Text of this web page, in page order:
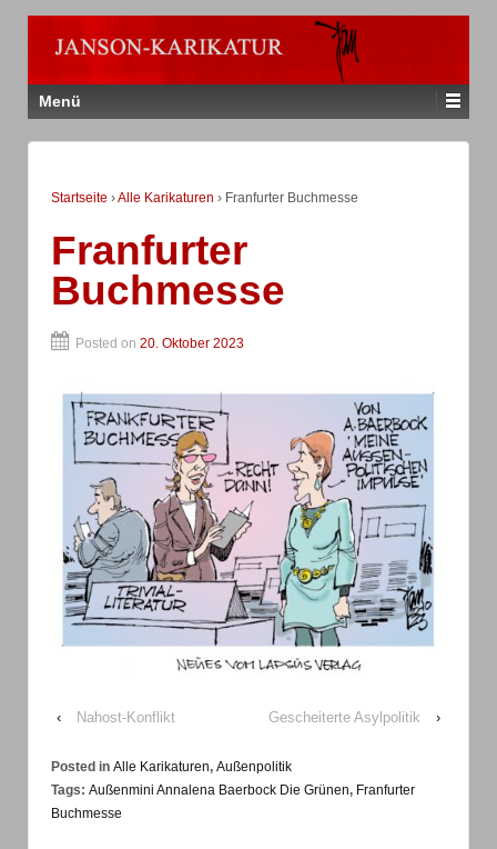
Menü
Startseite ›Alle Karikaturen › Franfurter Buchmesse
Franfurter
Buchmesse
Posted on 20. Oktober 2023
‹ Nahost-Konflikt Gescheiterte Asylpolitik ›
Posted in Alle Karikaturen, Außenpolitik
Tags: Außenmini Annalena Baerbock Die Grünen, Franfurter
Buchmesse